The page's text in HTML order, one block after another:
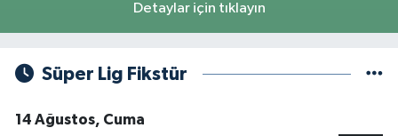
Detaylar için tıklayın
Süper Lig Fikstür
14 Ağustos, Cuma